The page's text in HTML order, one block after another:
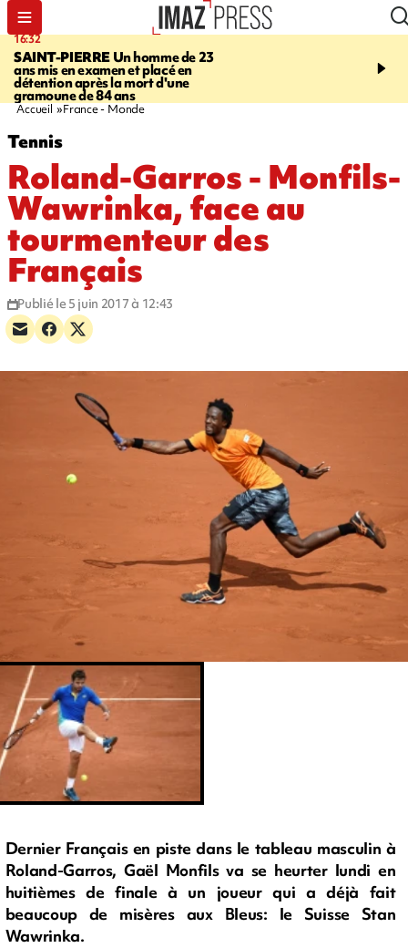
16:32
SAINT-PIERREUn homme de 23
ans mis en examen et placé en
détention après la mort d'une
gramoune de 84 ans
21:08
et Turquie scellent un
Accueil France - Monde
Tennis
Roland-Garros - Monfils-
Wawrinka, face au
tourmenteur des
Français
Publié le 5 juin 2017 à 12:43
Dernier Français en piste dans le tableau masculin à
Roland-Garros, Gaël Monfils va se heurter lundi en
huitièmes de finale à un joueur qui a déjà fait
beaucoup de misères aux Bleus: le Suisse Stan
Wawrinka.